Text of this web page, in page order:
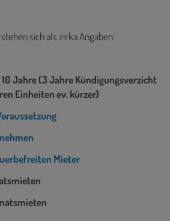
sich als zirka Angaben.
Jahre (3 Jahre Kündigungsverzicht
Einheiten ev. kürzer)
Mieter